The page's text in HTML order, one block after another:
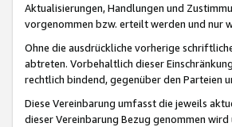
Aktualisierungen, Handlungen und
vorgenommen bzw. erteilt werden und nur
Ohne die ausdrückliche vorherige
abtreten. Vorbehaltlich dieser
rechtlich bindend, gegenüber den Parteien
Diese Vereinbarung umfasst die jeweils
dieser Vereinbarung Bezug genommen